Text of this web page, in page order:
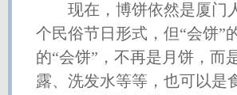
现在，博饼依然是厦门人
个民俗节日形式，但“会饼”
的“会饼”，不再是月饼，而
露、洗发水等等，也可以是